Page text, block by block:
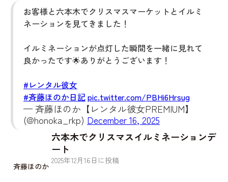
お客様と六本木でクリスマスマーケットとイルミ
ネーションを見てきました！
イルミネーションが点灯した瞬間を一緒に見れて
良かったです🌟ありがとうございます！
#レンタル彼女
#斉藤ほのか日記pic.twitter.com/PBHi6Hrsug
— 斉藤ほのか【レンタル彼女PREMIUM】
(@honoka_rkp) December 16, 2025
斉藤ほのか
六本木でクリスマスイルミネーションデ
ート
2025年12月 16 日に投稿